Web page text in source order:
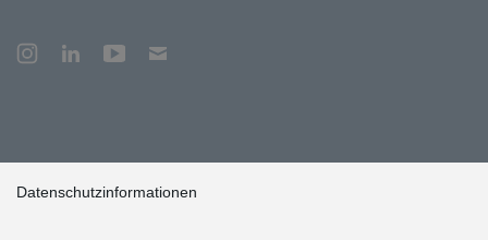
Datenschutzinformationen